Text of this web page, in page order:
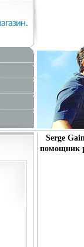
Serge
помощник